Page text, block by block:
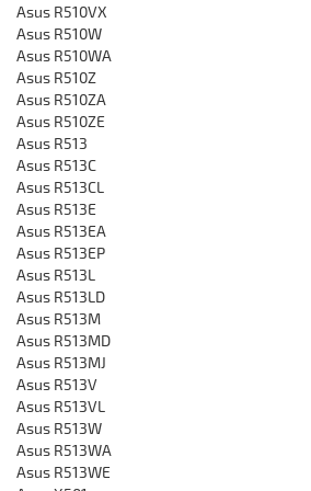
Asus R510VX
Asus R510W
Asus R510WA
Asus R510Z
Asus R510ZA
Asus R510ZE
Asus R513
Asus R513C
Asus R513CL
Asus R513E
Asus R513EA
Asus R513EP
Asus R513L
Asus R513LD
Asus R513M
Asus R513MD
Asus R513MJ
Asus R513V
Asus R513VL
Asus R513W
Asus R513WA
Asus R513WE